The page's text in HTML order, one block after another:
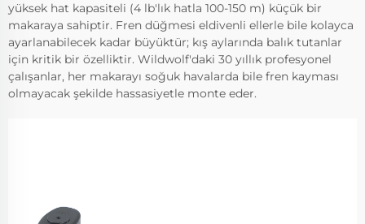
yüksek hat kapasiteli (4 lb'lık hatla 100-150 m) küçük bir
makaraya sahiptir. Fren düğmesi eldivenli ellerle bile kolayca
ayarlanabilecek kadar büyüktür; kış aylarında balık tutanlar
için kritik bir özelliktir. Wildwolf'daki 30 yıllık profesyonel
çalışanlar, her makarayı soğuk havalarda bile fren kayması
olmayacak şekilde hassasiyetle monte eder.